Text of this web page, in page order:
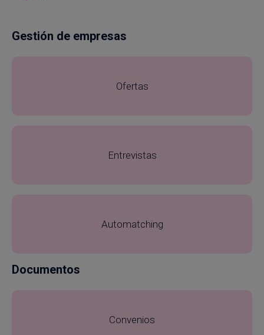
Gestión de empresas
Ofertas
Entrevistas
Automatching
Documentos
Convenios